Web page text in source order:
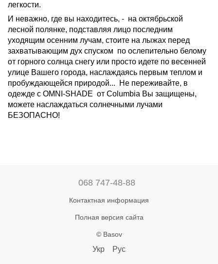
легкости.
И неважно, где вы находитесь, - на октябрьской
лесной полянке, подставляя лицо последним
уходящим осенним лучам, стоите на лыжах перед
захватывающим дух спуском по ослепительно белому
от горного солнца снегу или просто идете по весенней
улице Вашего города, наслаждаясь первым теплом и
пробуждающейся природой... Не переживайте, в
одежде с OMNI-SHADE от Columbia Вы защищены,
можете наслаждаться солнечными лучами
БЕЗОПАСНО!
068 747-48-88
Контактная информация
Полная версия сайта
© Basov
Укр Рус